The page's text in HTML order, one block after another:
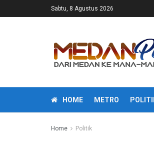
Sabtu, 8 Agustus 2026
HOME METRO
Home Politik